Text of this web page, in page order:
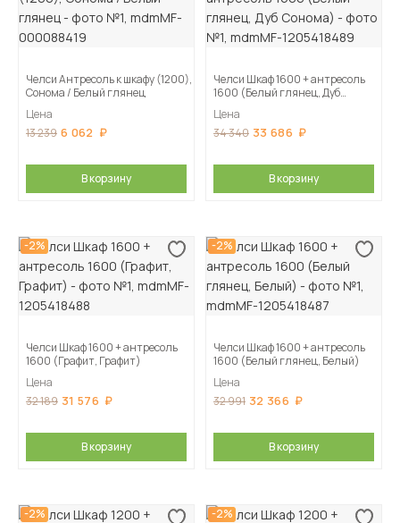
Челси Антресоль к шкафу (1200),
Сонома / Белый глянец
Цена
13 239 6 062
В корзину
Челси Шкаф 1600 + антресоль
1600 (Белый глянец, Дуб
Цена
34 340 33 686
В корзину
-2%
Челси Шкаф 1600 + антресоль
1600 (Графит, Графит)
Цена
32 189 31 576
В корзину
-2%
Челси Шкаф 1600 + антресоль
1600 (Белый глянец, Белый)
Цена
32 991 32 366
В корзину
-2% -2%